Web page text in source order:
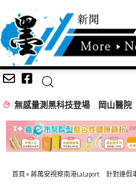
首頁 » 蔣萬安視察南港LaLaport 針對連假